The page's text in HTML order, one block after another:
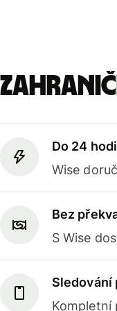
Do 24
Wise
Bez
S Wise
Sledování
Kompletní